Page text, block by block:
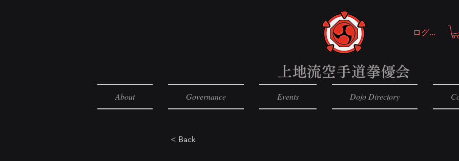
ログイン
上地流空手道拳優会
About Governance Events Dojo Directory
< Back